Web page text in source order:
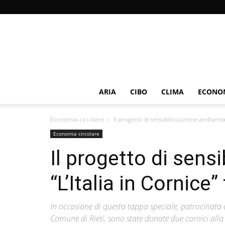
ARIA CIBO CLIMA
Economia circolare Il progetto di sensibilizzazione
Economia circolare
Il progetto di
“L’Italia in
In occasione di questa tappa speciale,
Comune di Rieti, sono state donate due cornici